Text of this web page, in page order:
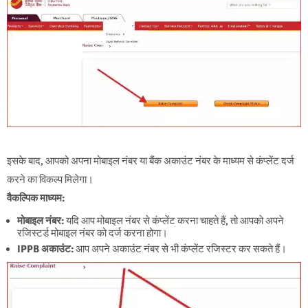
इसके बाद, आपको अपना मोबाइल नंबर या बैंक अकाउंट नंबर के माध्यम से कंप्लेंट दर्ज
करने का विकल्प मिलेगा।
वैकल्पिक माध्यम:
मोबाइल नंबर:यदि आप मोबाइल नंबर से कंप्लेंट करना चाहते हैं, तो आपको अपने
रजिस्टर्ड मोबाइल नंबर को दर्ज करना होगा।
IPPB अकाउंट:आप अपने अकाउंट नंबर से भी कंप्लेंट रजिस्टर कर सकते हैं।